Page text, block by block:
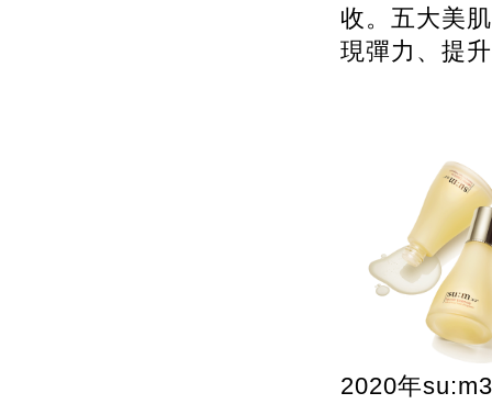
收。五大美
現彈力、提
2020年